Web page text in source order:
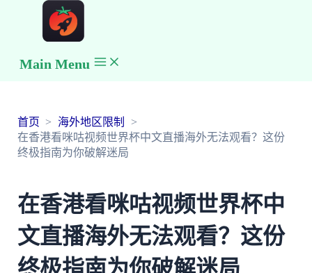
Main Menu
首页
海外地区限制
在香港看咪咕视频世界杯中文直播海外无法观看？这份
终极指南为你破解迷局
在香港看咪咕视频世界杯中
文直播海外无法观看？这份
终极指南为你破解迷局